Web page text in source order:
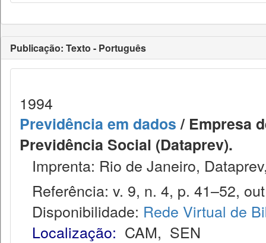
Publicação: Texto - Português
1994
Previdência em dados/ Empresa
Previdência Social (Dataprev).
Imprenta: Rio de Janeiro,
Referência: v. 9, n. 4, p. 41–52,
Disponibilidade: Rede Virtual de
Localização: CAM, SEN